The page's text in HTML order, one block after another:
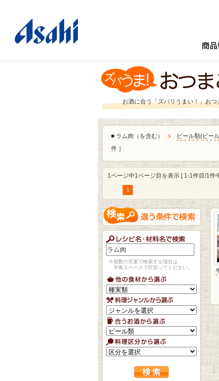
商
お酒に合う「ズバリうまい！」お
■ ラム肉（を含む） ビール類(ビー
件 ］
1ページ中1ページ目を表示 [ 1-1件目/1件
1
※複数の言葉で検索する場合は、
半角スペースで区切ってください。